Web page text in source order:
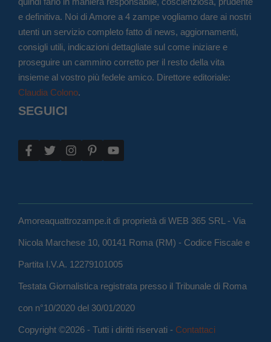
e definitiva. Noi di Amore a 4 zampe vogliamo dare ai nostri
utenti un servizio completo fatto di news, aggiornamenti,
consigli utili, indicazioni dettagliate sul come iniziare e
proseguire un cammino corretto per il resto della vita
insieme al vostro più fedele amico. Direttore editoriale:
Claudia Colono.
SEGUICI
Amoreaquattrozampe.it di proprietà di WEB 365 SRL - Via
Nicola Marchese 10, 00141 Roma (RM) - Codice Fiscale e
Partita I.V.A. 12279101005
Testata Giornalistica registrata presso il Tribunale di Roma
con n°10/2020 del 30/01/2020
Copyright ©2026 - Tutti i diritti riservati - Contattaci